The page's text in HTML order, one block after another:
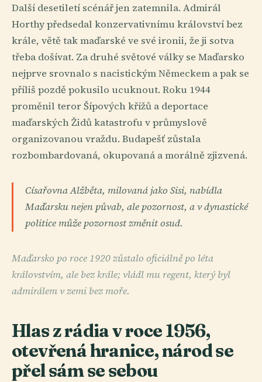
Další desetiletí scénář jen zatemnila. Admirál
Horthy předsedal konzervativnímu království bez
krále, větě tak maďarské ve své ironii, že ji sotva
třeba došívat. Za druhé světové války se Maďarsko
nejprve srovnalo s nacistickým Německem a pak se
příliš pozdě pokusilo ucuknout. Roku 1944
proměnil teror Šípových křížů a deportace
maďarských Židů katastrofu v průmyslově
organizovanou vraždu. Budapešť zůstala
rozbombardovaná, okupovaná a morálně zjizvená.
Císařovna Alžběta, milovaná jako Sisi, nabídla
Maďarsku nejen půvab, ale pozornost, a v dynastické
politice může pozornost změnit osud.
Maďarsko po roce 1920 zůstalo oficiálně po léta
královstvím, ale bez krále; vládl mu regent, který byl
admirálem v zemi bez moře.
Hlas z rádia v roce 1956,
otevřená hranice, národ se
přel sám se sebou